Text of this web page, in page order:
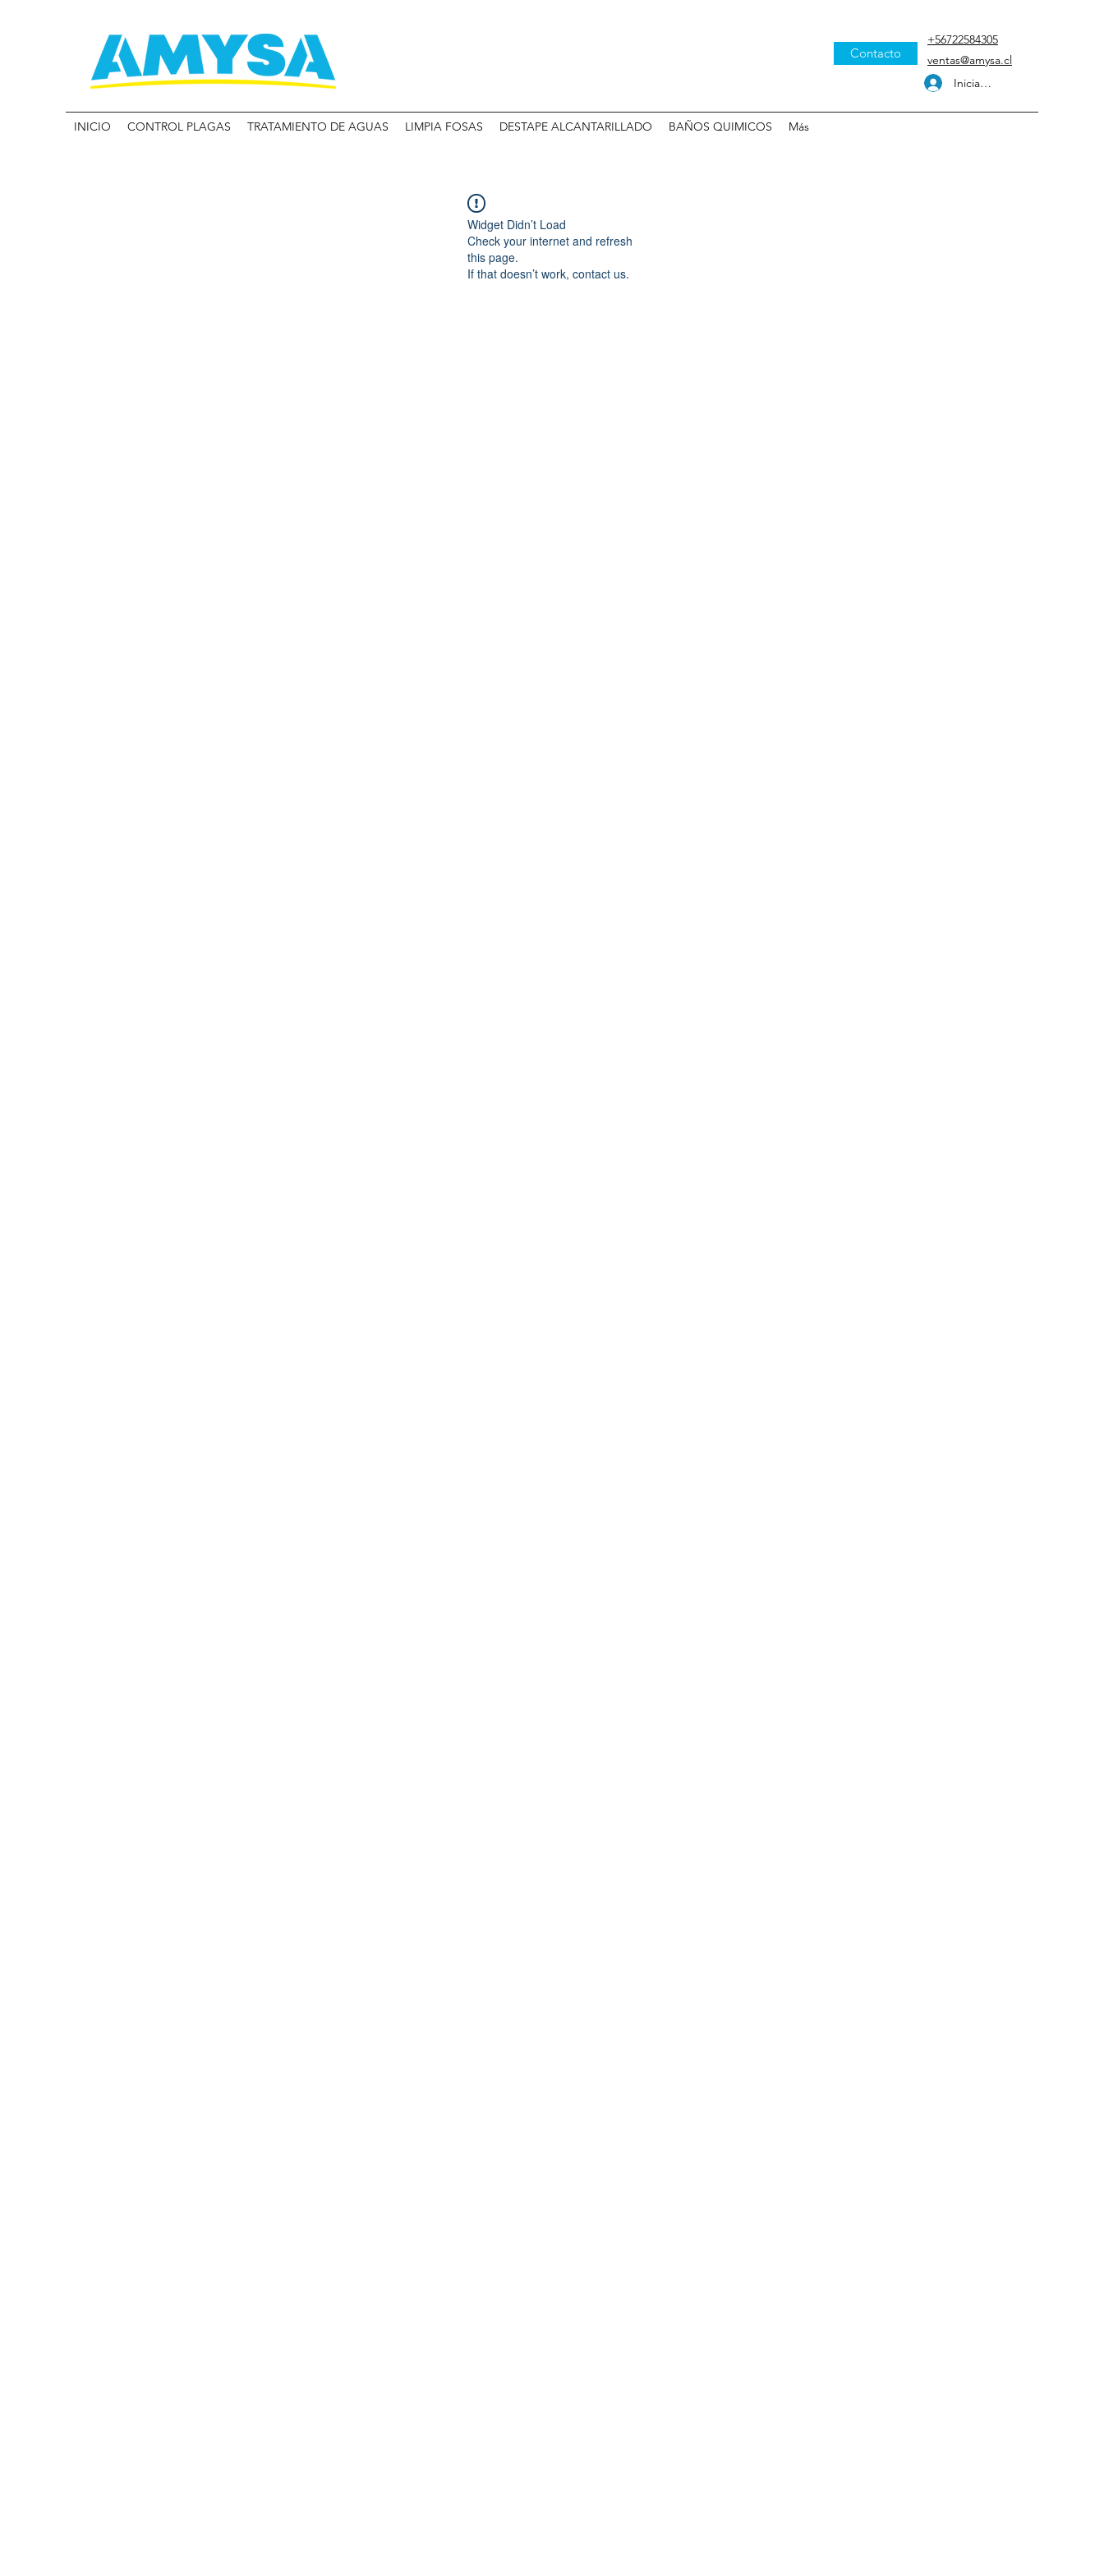
Contacto
Iniciar sesión
+56722584305
ventas@amysa.cl
INICIO CONTROL PLAGAS TRATAMIENTO DE AGUAS LIMPIA FOSAS DESTAPE ALCANTARILLADO BAÑOS QUIMICOS Más
Widget Didn’t Load
Check your internet and refresh
this page.
If that doesn’t work, contact us.